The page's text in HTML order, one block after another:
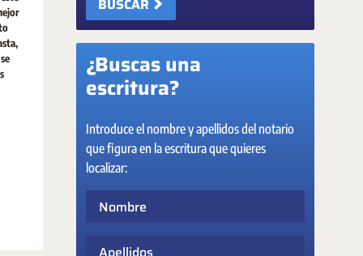
BUSCAR
¿Buscas una
escritura?
Introduce el nombre y apellidos del notario
que figura en la escritura que quieres
localizar: